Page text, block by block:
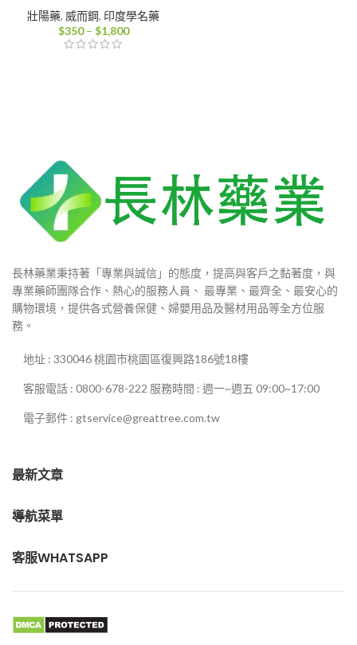
壯陽藥, 威而鋼, 印度學名藥
$350 – $1,800價
長林藥業秉持著「專業與誠信」的態度，提高與客戶之黏著度，與
專業藥師團隊合作、熱心的服務人員、 最專業、最齊全、最安心的
購物環境，提供各式營養保健、婦嬰用品及醫材用品等全方位服
務。
地址 : 330046 桃園市桃園區復興路186號18樓
客服電話 : 0800-678-222 服務時間 : 週一~週五 09:00~17:00
電子郵件 : gtservice@greattree.com.tw
最新文章
導航菜單
客服WHATSAPP